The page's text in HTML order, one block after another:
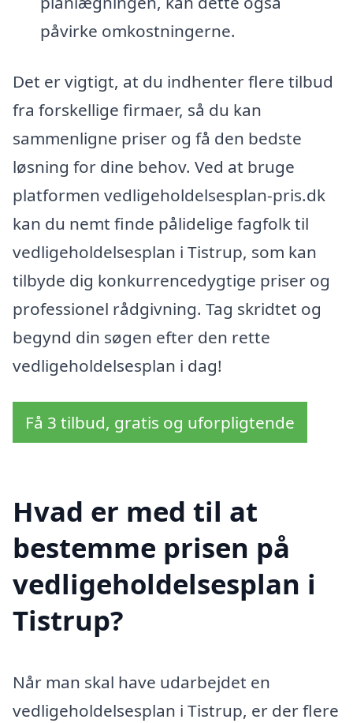
påvirke omkostningerne.
Det er vigtigt, at du indhenter flere tilbud
fra forskellige firmaer, så du kan
sammenligne priser og få den bedste
løsning for dine behov. Ved at bruge
platformen vedligeholdelsesplan-pris.dk
kan du nemt finde pålidelige fagfolk til
vedligeholdelsesplan i Tistrup, som kan
tilbyde dig konkurrencedygtige priser og
professionel rådgivning. Tag skridtet og
begynd din søgen efter den rette
vedligeholdelsesplan i dag!
Få 3 tilbud, gratis og uforpligtende
Hvad er med til at
bestemme prisen på
vedligeholdelsesplan i
Tistrup?
Når man skal have udarbejdet en
vedligeholdelsesplan i Tistrup, er der flere